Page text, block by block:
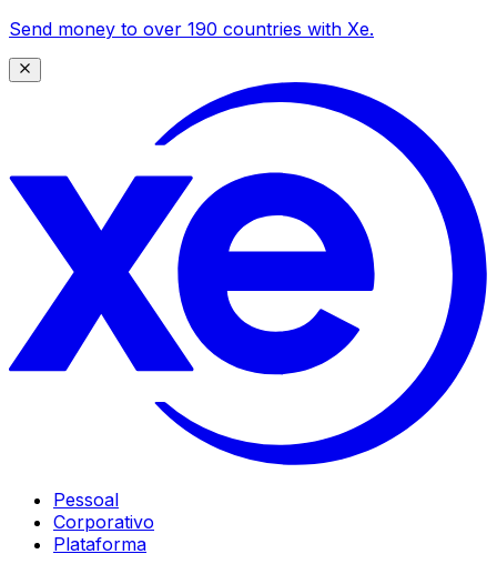
Send money to over 190 countries with Xe.
Pessoal
Corporativo
Plataforma